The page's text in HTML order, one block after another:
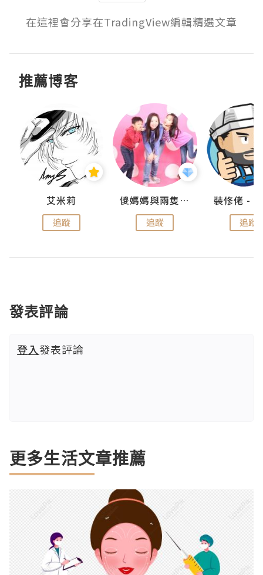
在這裡會分享在TradingView編輯精選文章
推薦博客
艾米莉
追蹤
儍媽媽與兩隻小魔怪之家
追蹤 追蹤
發表評論
登入發表評論
更多生活文章推薦